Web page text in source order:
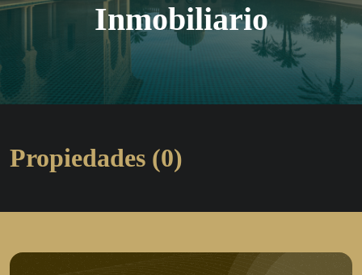
Inmobiliario
Propiedades (0)